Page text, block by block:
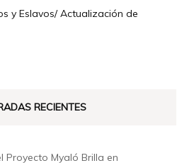
y Eslavos/ Actualización de
RECIENTES
Proyecto Myaló Brilla en